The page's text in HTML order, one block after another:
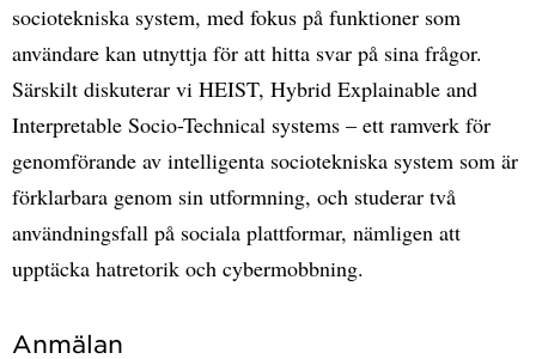
sociotekniska system, med fokus på funktioner som
användare kan utnyttja för att hitta svar på sina frågor.
Särskilt diskuterar vi HEIST, Hybrid Explainable and
Interpretable Socio-Technical systems – ett ramverk för
genomförande av intelligenta sociotekniska system som är
förklarbara genom sin utformning, och studerar två
användningsfall på sociala plattformar, nämligen att
upptäcka hatretorik och cybermobbning.
Anmälan